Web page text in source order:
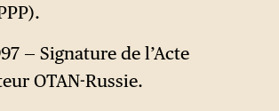
— Signature de l’Acte
OTAN-Russie.